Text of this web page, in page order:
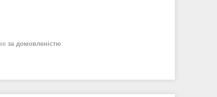
за домовленістю